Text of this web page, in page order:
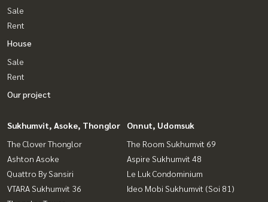
Sale
Rent
House
Sale
Rent
Our project
Sukhumvit, Asoke, Thonglor
The Clover Thonglor
Ashton Asoke
Quattro By Sansiri
VTARA Sukhumvit 36
Onnut, Udomsuk
The Room Sukhumvit 69
Aspire Sukhumvit 48
Le Luk Condominium
Ideo Mobi Sukhumvit (Soi 81)